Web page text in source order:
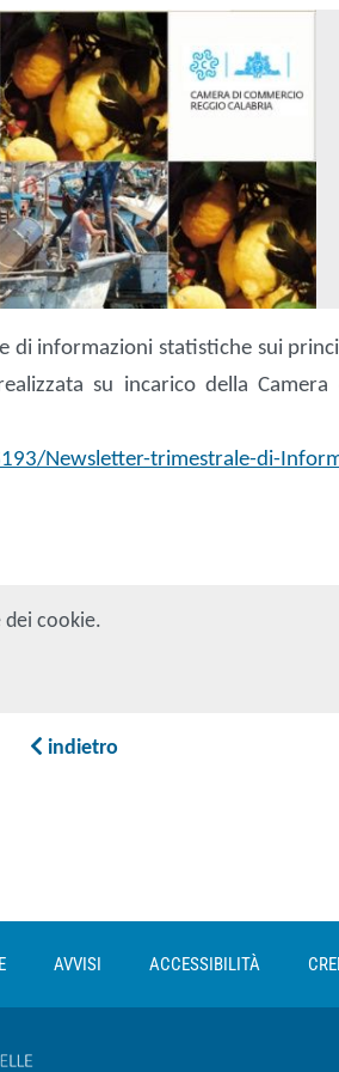
di informazioni statistiche sui
su incarico della
Newsletter-trimestrale-di-
dei cookie.
indietro
AVVISI ACCESSIBILITÀ